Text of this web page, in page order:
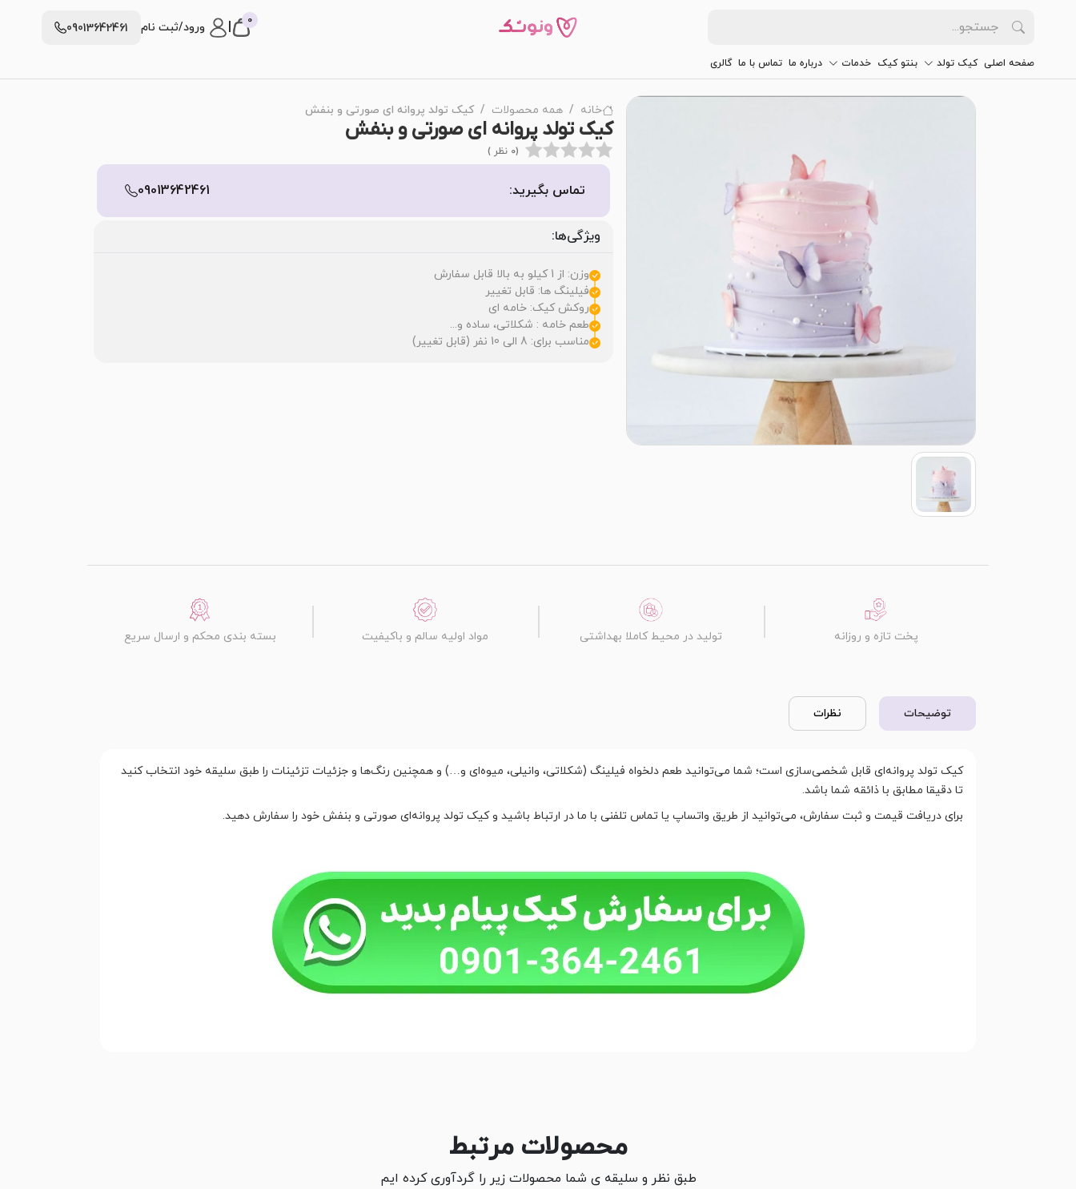
0 ورود/ثبت نام 09013642461
صفحه اصلی کیک تولد بنتو کیک خدمات درباره ما تماس با ما گالری
خانه همه محصولات کیک تولد پروانه ای صورتی و بنفش
کیک تولد پروانه ای صورتی و بنفش
(0 نظر )
تماس بگیرید: 09013642461
ویژگی‌ها:
وزن: از 1 کیلو به بالا قابل سفارش
فیلینگ ها: قابل تغییر
روکش کیک: خامه ای
طعم خامه : شکلاتی، ساده و...
مناسب برای: 8 الی 10 نفر (قابل تغییر)
پخت تازه و روزانه تولید در محیط کاملا بهداشتی مواد اولیه سالم و باکیفیت بسته بندی محکم و ارسال سریع
توضیحات نظرات
کیک تولد پروانه‌ای قابل شخصی‌سازی است؛ شما می‌توانید طعم دلخواه فیلینگ (شکلاتی، وانیلی، میوه‌ای و…) و همچنین رنگ‌ها و جزئیات تزئینات را طبق سلیقه خود انتخاب کنید
تا دقیقا مطابق با ذائقه شما باشد.
برای دریافت قیمت و ثبت سفارش، می‌توانید از طریق واتساپ یا تماس تلفنی با ما در ارتباط باشید و کیک تولد پروانه‌ای صورتی و بنفش خود را سفارش دهید.
محصولات مرتبط
طبق نظر و سلیقه ی شما محصولات زیر را گردآوری کرده ایم